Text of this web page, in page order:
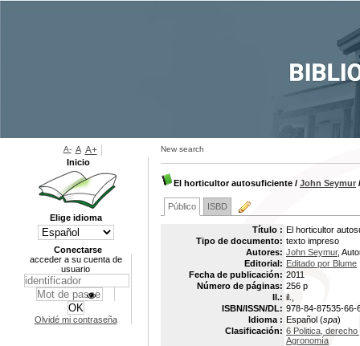
New search
El horticultor autosuficiente / John Seymur
Público ISBD
Título : El horticultor
Tipo de documento: texto impreso
Autores: John Seymur,
Editorial: Editado por Blume
Fecha de publicación: 2011
Número de páginas: 256 p
Il.: il.,
ISBN/ISSN/DL: 978-84-87535-66-
Idioma : Español (spa)
Clasificación: 6 Politica,
Agronomía
A- A A+
Inicio
Elige idioma
Conectarse
acceder a su cuenta de
usuario
Olvidé mi contraseña